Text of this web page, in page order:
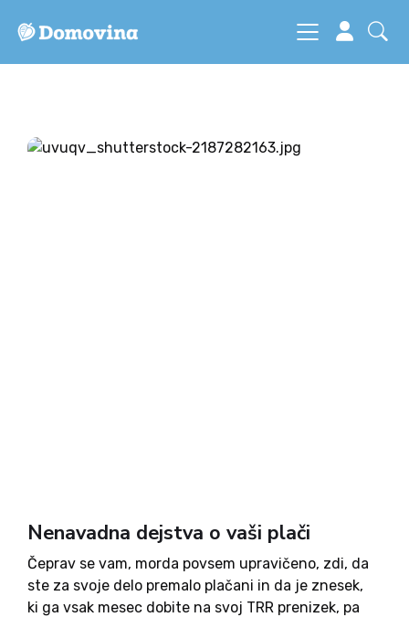
Nenavadna dejstva o vaši plači
Čeprav se vam, morda povsem upravičeno, zdi, da
ste za svoje delo premalo plačani in da je znesek,
ki ga vsak mesec dobite na svoj TRR prenizek, pa